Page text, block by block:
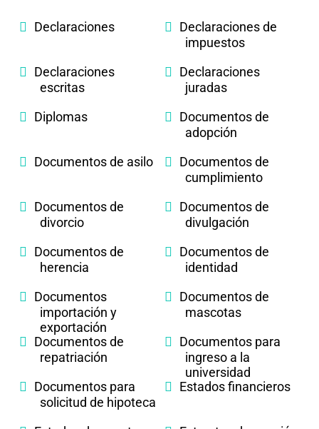
Declaraciones
Declaraciones de
impuestos
Declaraciones
escritas
Declaraciones
juradas
Diplomas
Documentos de
adopción
Documentos de asilo
Documentos de
cumplimiento
Documentos de
divorcio
Documentos de
divulgación
Documentos de
herencia
Documentos de
identidad
Documentos
importación y
exportación
Documentos de
mascotas
Documentos de
repatriación
Documentos para
ingreso a la
universidad
Documentos para
solicitud de hipoteca
Estados financieros